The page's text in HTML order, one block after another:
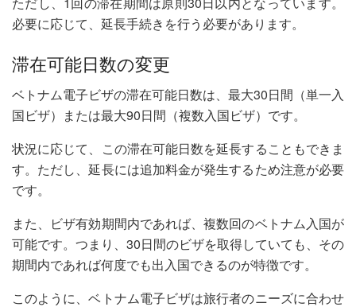
必要に応じて、延長手続きを行う必要があります。
滞在可能日数の変更
ベトナム電子ビザの滞在可能日数は、最大30日間（単一入
国ビザ）または最大90日間（複数入国ビザ）です。
状況に応じて、この滞在可能日数を延長することもできま
す。ただし、延長には追加料金が発生するため注意が必要
です。
また、ビザ有効期間内であれば、複数回のベトナム入国が
可能です。つまり、30日間のビザを取得していても、その
期間内であれば何度でも出入国できるのが特徴です。
このように、ベトナム電子ビザは旅行者のニーズに合わせ